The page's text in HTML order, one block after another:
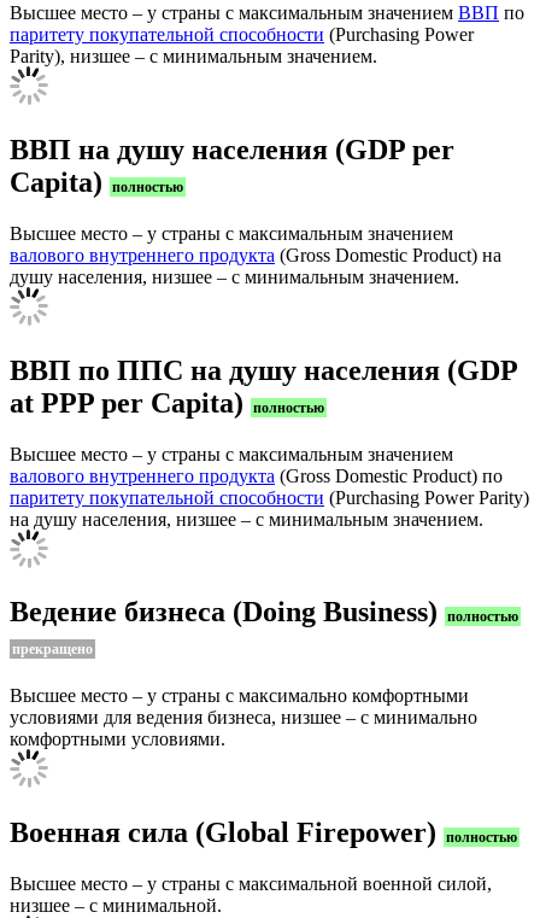
Высшее место – у страны с максимальным значением ВВП по
паритету покупательной способности (Purchasing Power
Parity), низшее – с минимальным значением.
ВВП на душу населения (GDP per
Capita)
полностью
Высшее место – у страны с максимальным значением
валового внутреннего продукта (Gross Domestic Product) на
душу населения, низшее – с минимальным значением.
ВВП по ППС на душу населения (GDP
at PPP per Capita)
полностью
Высшее место – у страны с максимальным значением
валового внутреннего продукта (Gross Domestic Product) по
паритету покупательной способности (Purchasing Power Parity)
на душу населения, низшее – с минимальным значением.
Ведение бизнеса (Doing Business)
полностью
прекращено
Высшее место – у страны с максимально комфортными
условиями для ведения бизнеса, низшее – с минимально
комфортными условиями.
Военная сила (Global Firepower) полностью
Высшее место – у страны с максимальной военной силой,
низшее – с минимальной.